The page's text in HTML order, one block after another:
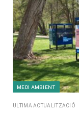
MEDI AMBIENT
ULTIMA ACTUALITZACIÓ